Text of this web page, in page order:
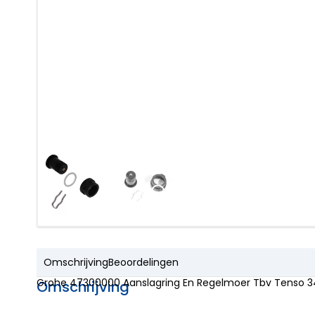
OmschrijvingBeoordelingen
Omschrijving
Grohe 47300000 Aanslagring En Regelmoer Tbv Tenso